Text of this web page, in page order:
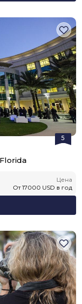
5
Цена
От 17000 USD в год